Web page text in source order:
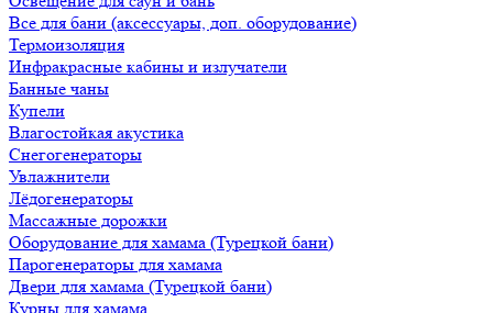
Все для бани (аксессуары, доп. оборудование)
Термоизоляция
Инфракрасные кабины и излучатели
Банные чаны
Купели
Влагостойкая акустика
Снегогенераторы
Увлажнители
Лёдогенераторы
Массажные дорожки
Оборудование для хамама (Турецкой бани)
Парогенераторы для хамама
Двери для хамама (Турецкой бани)
Курны для хамама